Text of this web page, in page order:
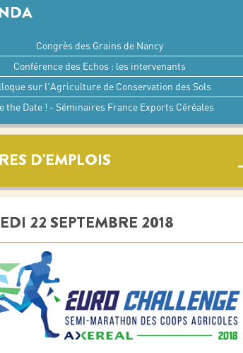
Congrès des Grains de Nancy
Conférence des Echos : les intervenants
sur l'Agriculture de Conservation des Sols
the Date ! - Séminaires France Exports Céréales
D'EMPLOIS
22 SEPTEMBRE 2018